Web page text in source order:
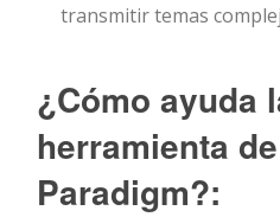
transmitir temas
¿Cómo ayuda
herramienta
Paradigm?: